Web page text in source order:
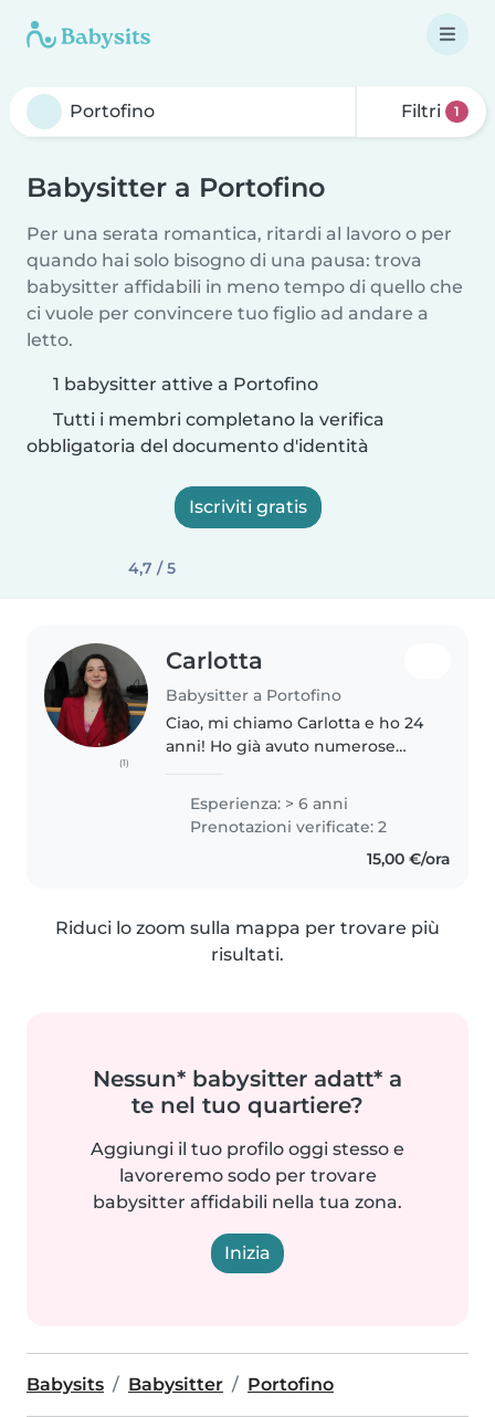
Filtri 1
Babysitter a Portofino
Per una serata romantica, ritardi al lavoro o per
quando hai solo bisogno di una pausa: trova
babysitter affidabili in meno tempo di quello che
ci vuole per convincere tuo figlio ad andare a
letto.
1 babysitter attive a Portofino
Tutti i membri completano la verifica
obbligatoria del documento d'identità
Iscriviti gratis
4,7 / 5
(1)
Carlotta
Babysitter a Portofino
Ciao, mi chiamo Carlotta e ho 24
anni! Ho già avuto numerose
diverse età e posso dare anche
ripetizioni! Sono disponibile tutti
i giorni d'estate e tutti..
Esperienza: > 6 anni
Prenotazioni verificate: 2
15,00 €/ora
Riduci lo zoom sulla mappa per trovare più
risultati.
Nessun* babysitter adatt* a
te nel tuo quartiere?
Aggiungi il tuo profilo oggi stesso e
lavoreremo sodo per trovare
babysitter affidabili nella tua zona.
Inizia
Babysits Babysitter Portofino